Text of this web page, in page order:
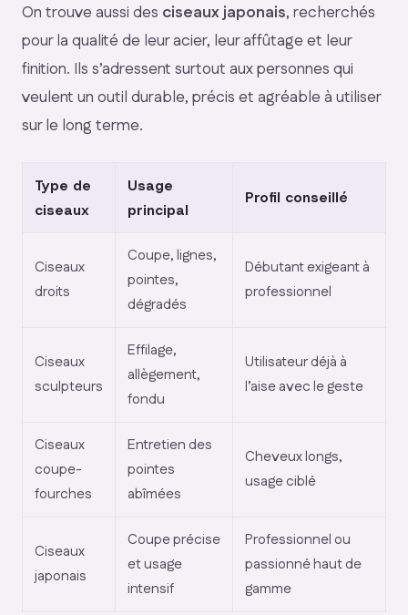
On trouve aussi des ciseaux japonais, recherchés
pour la qualité de leur acier, leur affûtage et leur
finition. Ils s’adressent surtout aux personnes qui
veulent un outil durable, précis et agréable à utiliser
sur le long terme.
Type de
ciseaux
Usage
principal
Profil conseillé
Ciseaux
droits
Coupe, lignes,
pointes,
dégradés
Débutant exigeant à
professionnel
Ciseaux
sculpteurs
Effilage,
allègement,
fondu
Utilisateur déjà à
l’aise avec le geste
Ciseaux
coupe-
fourches
Entretien des
pointes
abîmées
Cheveux longs,
usage ciblé
Ciseaux
japonais
Coupe précise
et usage
intensif
Professionnel ou
passionné haut de
gamme